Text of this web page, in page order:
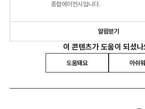
종합에이전시입니다.
알림받기
이 콘텐츠가 도움이 되셨
도움돼요 아쉬